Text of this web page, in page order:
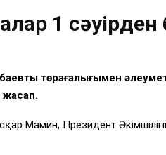
1
төрағалығымен
жасап.
Мамин, Президент